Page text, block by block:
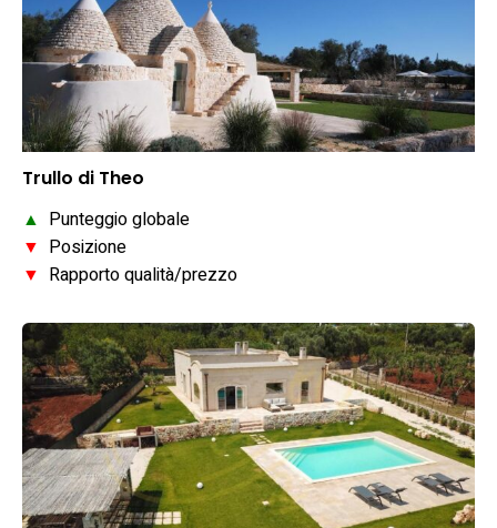
Trullo di Theo
▲ Punteggio globale
▼ Posizione
▼ Rapporto qualità/prezzo